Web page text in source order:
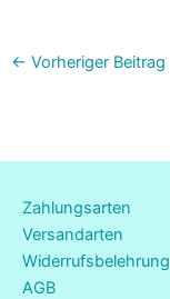
← Vorheriger Beitrag
Zahlungsarten
Versandarten
Widerrufsbelehrung
AGB